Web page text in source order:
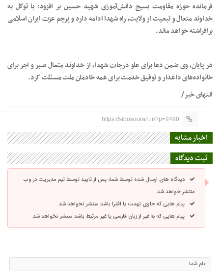
فرمانده حوزه مقاومت بسیج دانش‌آموزی شهید حسین بر افزود: با توکل به
خداوند متعال و تبعیت از ولایت، راه شهدا ادامه دارد و پرچم عزت ایران اسلامی
برافراشته خواهد ماند.
در پایان، وی ضمن دعا برای علو درجات شهدا، از خداوند متعال صبر و اجر برای
خانواده‌های داغدار و توفیق خدمت برای همه خادمان ملت مسئلت کرد.
انتهای خبر/
https://sibosooran.ir/?p=2490
اخبار مشابه
ثبت دیدگاه
دیدگاه های ارسال شده توسط شما، پس از تایید توسط تیم مدیریت در وب
منتشر خواهد شد.
پیام هایی که حاوی تهمت یا افترا باشد منتشر نخواهد شد.
پیام هایی که به غیر از زبان فارسی یا غیر مرتبط باشد منتشر نخواهد شد.